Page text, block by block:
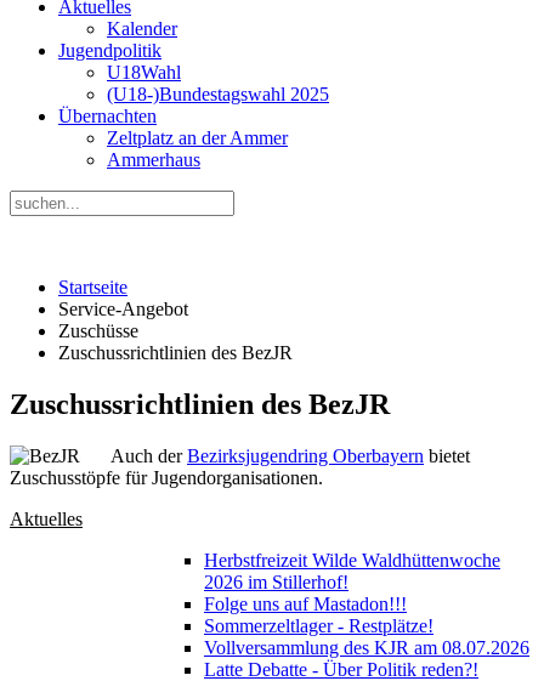
Aktuelles
Kalender
Jugendpolitik
U18Wahl
(U18-)Bundestagswahl 2025
Übernachten
Zeltplatz an der Ammer
Ammerhaus
Startseite
Service-Angebot
Zuschüsse
Zuschussrichtlinien des BezJR
Zuschussrichtlinien des BezJR
Auch derBezirksjugendring Oberbayern bietet
Zuschusstöpfe für Jugendorganisationen.
Aktuelles
Herbstfreizeit Wilde Waldhüttenwoche
2026 im Stillerhof!
Folge uns auf Mastadon!!!
Sommerzeltlager - Restplätze!
Vollversammlung des KJR am 08.07.2026
Latte Debatte - Über Politik reden?!